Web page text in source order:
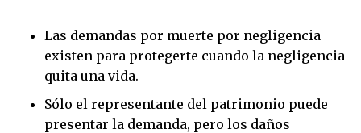
Las demandas por muerte por negligencia
existen para protegerte cuando la negligencia
quita una vida.
Sólo el representante del patrimonio puede
presentar la demanda, pero los daños